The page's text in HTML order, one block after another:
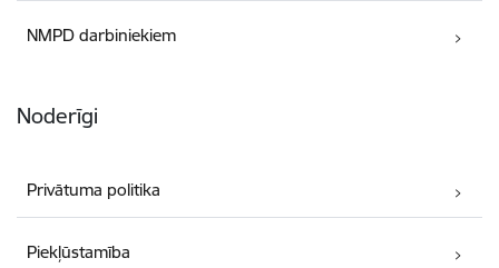
NMPD darbiniekiem
Noderīgi
Privātuma politika
Piekļūstamība